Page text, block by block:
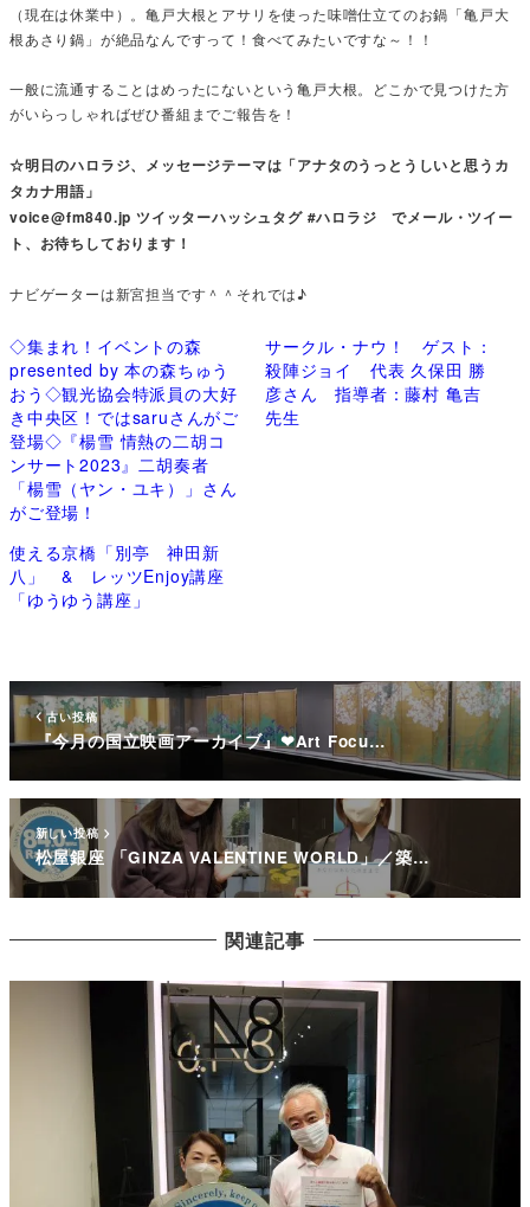
（現在は休業中）。亀戸大根とアサリを使った味噌仕立てのお鍋「亀戸大
根あさり鍋」が絶品なんですって！食べてみたいですな～！！
一般に流通することはめったにないという亀戸大根。どこかで見つけた方
がいらっしゃればぜひ番組までご報告を！
☆明日のハロラジ、メッセージテーマは「アナタのうっとうしいと思うカ
タカナ用語」
voice@fm840.jp ツイッターハッシュタグ #ハロラジ でメール・ツイー
ト、お待ちしております！
ナビゲーターは新宮担当です＾＾それでは♪
◇集まれ！イベントの森
presented by 本の森ちゅう
おう◇観光協会特派員の大好
き中央区！ではsaruさんがご
登場◇『楊雪 情熱の二胡コ
ンサート2023』二胡奏者
「楊雪（ヤン・ユキ）」さん
がご登場！
サークル・ナウ！ ゲスト：
殺陣ジョイ 代表 久保田 勝
彦さん 指導者：藤村 亀吉
先生
使える京橋「別亭 神田新
八」 & レッツEnjoy講座
「ゆうゆう講座」
古い投稿
『今月の国立映画アーカイブ』❤Art Focu…
新しい投稿
松屋銀座 「GINZA VALENTINE WORLD」／築…
関連記事